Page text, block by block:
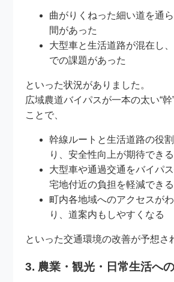
曲がりくねった細い道を通
間があった
大型車と生活道路が混在し
での課題があった
といった状況がありました。
広域農道バイパスが一本の太い“
ことで、
幹線ルートと生活道路の役
り、安全性向上が期待できる
大型車や通過交通をバイパ
宅地付近の負担を軽減できる
町内各地域へのアクセスが
り、道案内もしやすくなる
といった交通環境の改善が予想さ
3. 農業・観光・日常生活へ